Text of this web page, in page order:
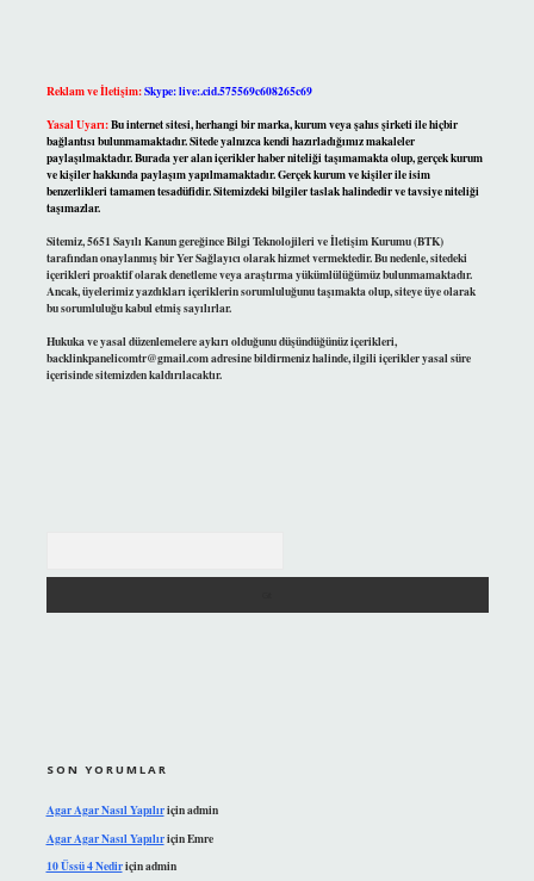
Reklam ve İletişim:Skype: live:.cid.575569c608265c69
Yasal Uyarı:Bu internet sitesi, herhangi bir marka, kurum veya şahıs şirketi ile hiçbir
bağlantısı bulunmamaktadır. Sitede yalnızca kendi hazırladığımız makaleler
paylaşılmaktadır. Burada yer alan içerikler haber niteliği taşımamakta olup, gerçek kurum
ve kişiler hakkında paylaşım yapılmamaktadır. Gerçek kurum ve kişiler ile isim
benzerlikleri tamamen tesadüfidir. Sitemizdeki bilgiler taslak halindedir ve tavsiye niteliği
taşımazlar.
Sitemiz, 5651 Sayılı Kanun gereğince Bilgi Teknolojileri ve İletişim Kurumu (BTK)
tarafından onaylanmış bir Yer Sağlayıcı olarak hizmet vermektedir. Bu nedenle, sitedeki
içerikleri proaktif olarak denetleme veya araştırma yükümlülüğümüz bulunmamaktadır.
Ancak, üyelerimiz yazdıkları içeriklerin sorumluluğunu taşımakta olup, siteye üye olarak
bu sorumluluğu kabul etmiş sayılırlar.
Hukuka ve yasal düzenlemelere aykırı olduğunu düşündüğünüz içerikleri,
backlinkpanelicomtr@gmail.comadresine bildirmeniz halinde, ilgili içerikler yasal süre
içerisinde sitemizden kaldırılacaktır.
SON YORUMLAR
Agar Agar Nasıl Yapılıriçinadmin
Agar Agar Nasıl YapılıriçinEmre
10 Üssü 4 Nediriçinadmin